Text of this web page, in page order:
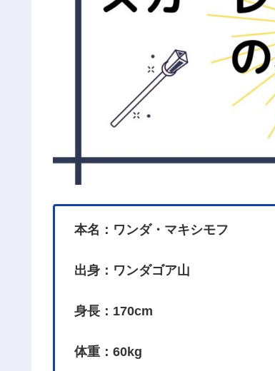
本名：ワンダ・マキシモフ
出身：ワンダゴア山
身長：170cm
体重：60kg